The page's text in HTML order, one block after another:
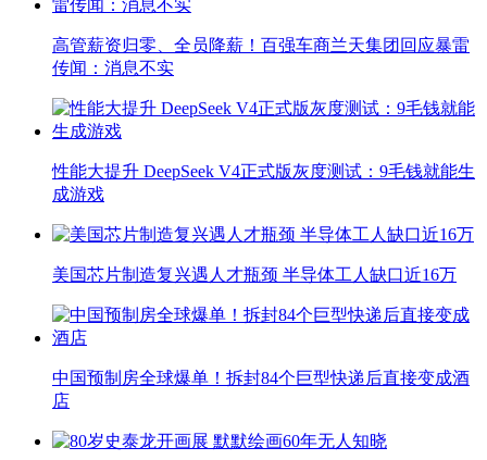
高管薪资归零、全员降薪！百强车商兰天集团回应暴雷
传闻：消息不实
性能大提升 DeepSeek V4正式版灰度测试：9毛钱就能生
成游戏
美国芯片制造复兴遇人才瓶颈 半导体工人缺口近16万
中国预制房全球爆单！拆封84个巨型快递后直接变成酒
店